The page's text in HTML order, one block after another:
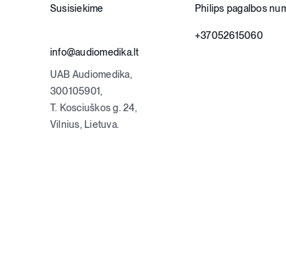
Susisiekime
info@audiomedika.lt
UAB Audiomedika,
300105901,
T. Kosciuškos g. 24,
Vilnius, Lietuva.
Philips pagalbos
+37052615060